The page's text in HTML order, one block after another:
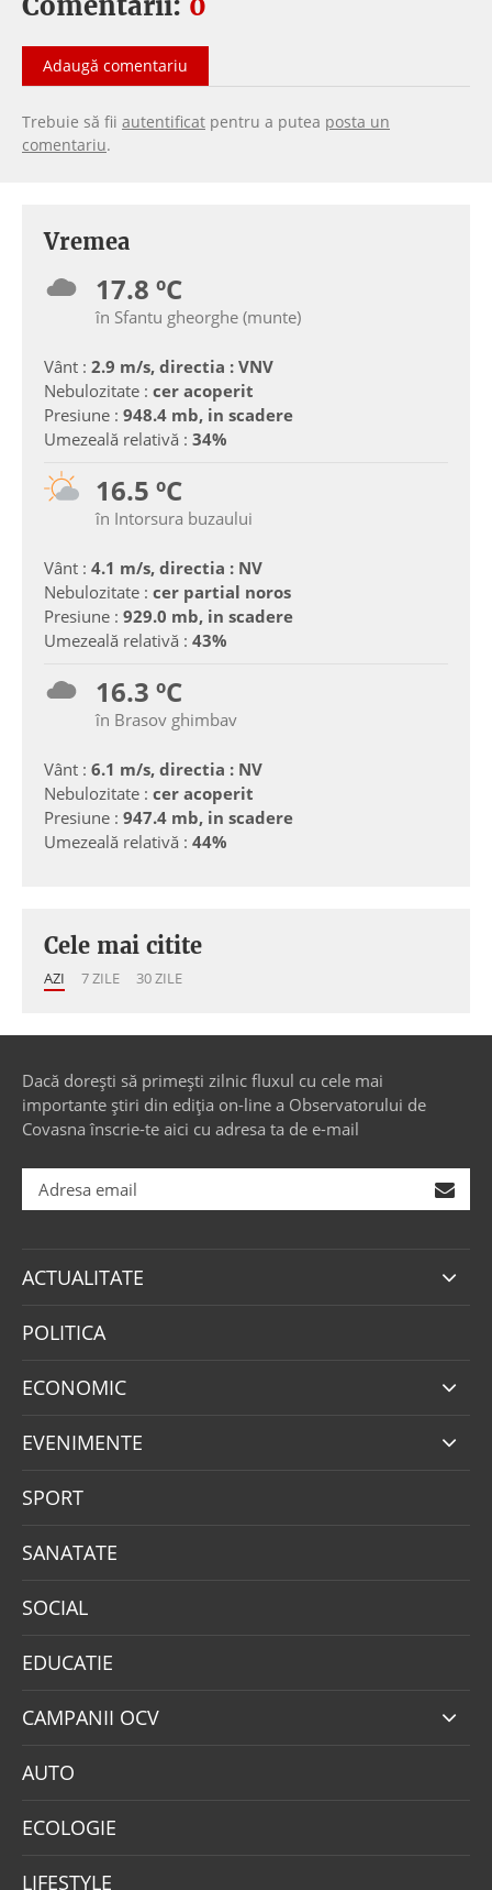
Adaugă comentariu
Trebuie să fii autentificat pentru a putea posta un
comentariu.
Vremea
17.8 ºC
în Sfantu gheorghe (munte)
Vânt : 2.9 m/s, directia : VNV
Nebulozitate : cer acoperit
Presiune : 948.4 mb, in scadere
Umezeală relativă : 34%
16.5 ºC
în Intorsura buzaului
Vânt : 4.1 m/s, directia : NV
Nebulozitate : cer partial noros
Presiune : 929.0 mb, in scadere
Umezeală relativă : 43%
16.3 ºC
în Brasov ghimbav
Vânt : 6.1 m/s, directia : NV
Nebulozitate : cer acoperit
Presiune : 947.4 mb, in scadere
Umezeală relativă : 44%
Cele mai citite
AZI 7 ZILE 30 ZILE
Dacă dorești să primești zilnic fluxul cu cele mai
importante știri din ediția on-line a Observatorului de
Covasna înscrie-te aici cu adresa ta de e-mail
ACTUALITATE
POLITICA
ECONOMIC
EVENIMENTE
SPORT
SANATATE
SOCIAL
EDUCATIE
CAMPANII OCV
AUTO
ECOLOGIE
LIFESTYLE